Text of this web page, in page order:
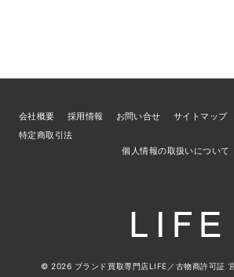
会社概要 採用情報 お問い合せ サイトマップ
特定商取引法
個人情報の取扱いについて
© 2026 ブランド買取専門店LIFE ／古物商許可証